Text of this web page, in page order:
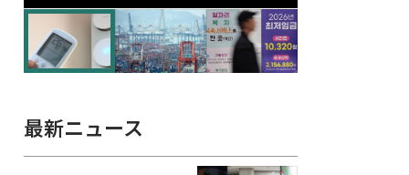
高更新の可能性に需給対応体制を点
検
最新ニュース